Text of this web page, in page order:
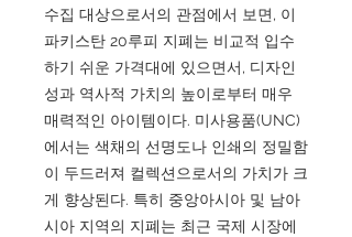
수집 대상으로서의 관점에서 보면, 이
파키스탄 20루피 지폐는 비교적 입수
하기 쉬운 가격대에 있으면서, 디자인
성과 역사적 가치의 높이로부터 매우
매력적인 아이템이다. 미사용품(UNC)
에서는 색채의 선명도나 인쇄의 정밀함
이 두드러져 컬렉션으로서의 가치가 크
게 향상된다. 특히 중앙아시아 및 남아
시아 지역의 지폐는 최근 국제 시장에